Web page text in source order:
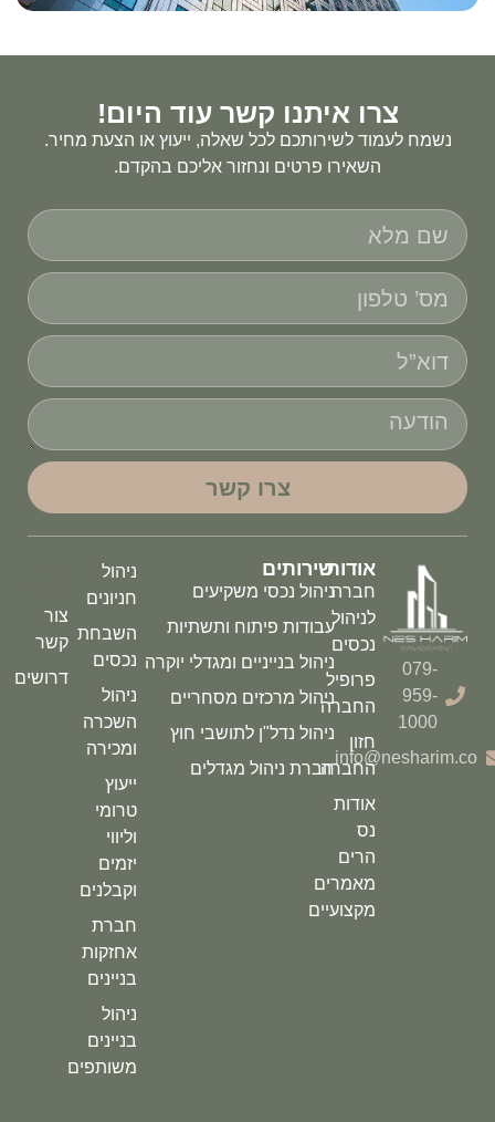
צרו איתנו קשר עוד היום!
נשמח לעמוד לשירותכם לכל שאלה, ייעוץ או הצעת מחיר.
השאירו פרטים ונחזור אליכם בהקדם.
צרו קשר
079-
959-
1000
info@nesharim.co
אודות
חברה
לניהול
נכסים
פרופיל
החברה
חזון
החברה
אודות
נס
הרים
מאמרים
מקצועיים
שירותים
ניהול נכסי משקיעים
עבודות פיתוח ותשתיות
ניהול בנייניים ומגדלי יוקרה
ניהול מרכזים מסחריים
ניהול נדל"ן לתושבי חוץ
חברת ניהול מגדלים
ניהול
חניונים
השבחת
נכסים
ניהול
השכרה
ומכירה
ייעוץ
טרומי
וליווי
יזמים
וקבלנים
חברת
אחזקות
בניינים
ניהול
בניינים
משותפים
צור
קשר
דרושים